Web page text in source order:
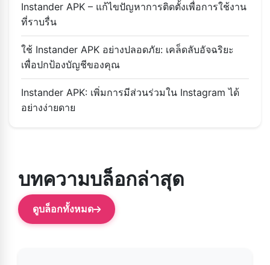
Instander APK – แก้ไขปัญหาการติดตั้งเพื่อการใช้งาน
ที่ราบรื่น
ใช้ Instander APK อย่างปลอดภัย: เคล็ดลับอัจฉริยะ
เพื่อปกป้องบัญชีของคุณ
Instander APK: เพิ่มการมีส่วนร่วมใน Instagram ได้
อย่างง่ายดาย
บทความบล็อกล่าสุด
ดูบล็อกทั้งหมด